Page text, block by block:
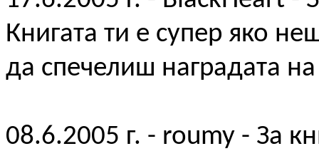
Книгата ти е супер яко
да спечелиш наградата
08.6.2005 г. - roumy - За